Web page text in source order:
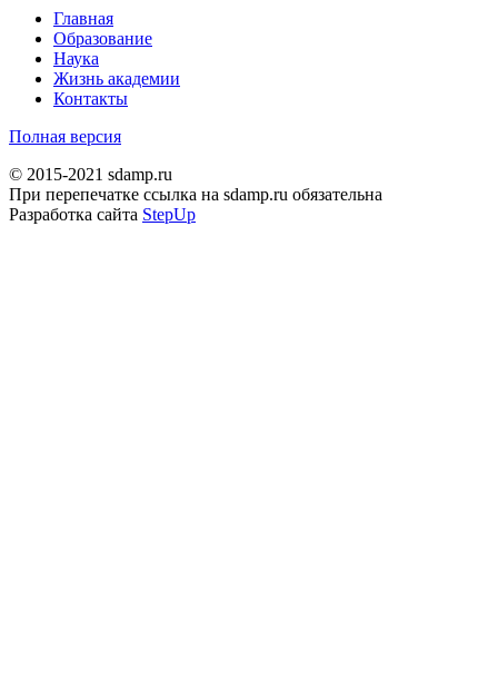
Главная
Образование
Наука
Жизнь академии
Контакты
Полная версия
© 2015-2021 sdamp.ru
При перепечатке ссылка на sdamp.ru обязательна
Разработка сайта StepUp